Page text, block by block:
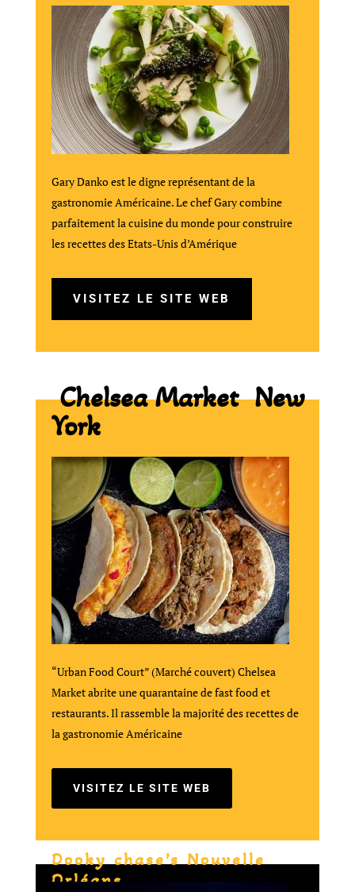
Gary Danko est le digne représentant de la
gastronomie Américaine. Le chef Gary combine
parfaitement la cuisine du monde pour construire
les recettes des Etats-Unis d’Amérique
VISITEZ LE SITE WEB
Chelsea Market New
York
“Urban Food Court” (Marché couvert) Chelsea
Market abrite une quarantaine de fast food et
restaurants. Il rassemble la majorité des recettes de
la gastronomie Américaine
VISITEZ LE SITE WEB
Dooky chase’s Nouvelle
Orléans